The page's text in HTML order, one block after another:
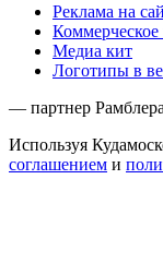
Реклама на
Медиа кит
Логотипы в
— партнер Рамблера
Используя
соглашением и